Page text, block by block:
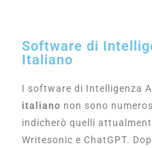
Software di
Italiano
I software di Intelligenza
italiano non sono
indicherò quelli
Writesonic e ChatGPT.